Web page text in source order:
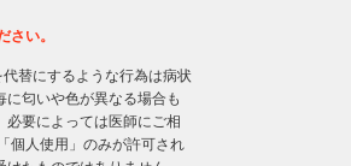
い。
替にするような行為は病状
匂いや色が異なる場合も
要によっては医師にご相
個人使用」のみが許可され